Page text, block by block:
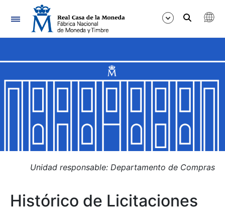
Navegación
Mostrar/Ocultar
Mostrar/Ocultar
Mostrar/Ocultar
Mostrar/Ocultar
Unidad responsable: Departamento de Compras
Histórico de Licitaciones